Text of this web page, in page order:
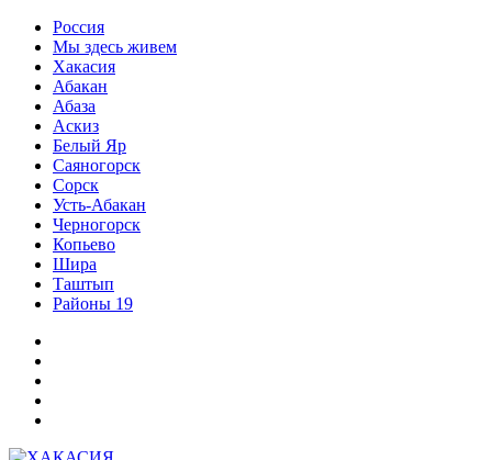
Перейти
содержимому
Россия
Мы здесь живем
Хакасия
Абакан
Абаза
Аскиз
Белый Яр
Саяногорск
Сорск
Усть-Абакан
Черногорск
Копьево
Шира
Таштып
Районы 19